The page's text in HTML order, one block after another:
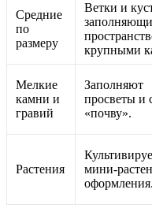
Средние
по
размеру
Ветки и
крупными
Мелкие
камни и
гравий
Заполняют
просветы и
«почву».
Растения
мини-
оформления.